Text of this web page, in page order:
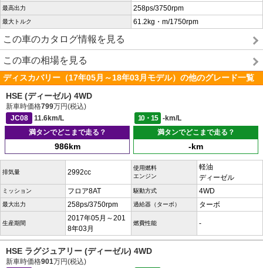
最高出力 258ps/3750rpm
最大トルク 61.2kg・m/1750rpm
この車のカタログ情報を見る
この車の相場を見る
ディスカバリー（17年05月～18年03月モデル）の他のグレード一覧
HSE (ディーゼル) 4WD
新車時価格799万円(税込)
JC08
11.6km/L 10・15
-km/L
満タンでどこまで走る？
986km
満タンでどこまで走る？
-km
排気量 2992cc
使用燃料
エンジン
軽油
ディーゼル
ミッション フロア8AT 駆動方式 4WD
最大出力 258ps/3750rpm 過給器（ターボ） ターボ
生産期間
2017年05月～201
8年03月
燃費性能 -
HSE ラグジュアリー (ディーゼル) 4WD
新車時価格901万円(税込)